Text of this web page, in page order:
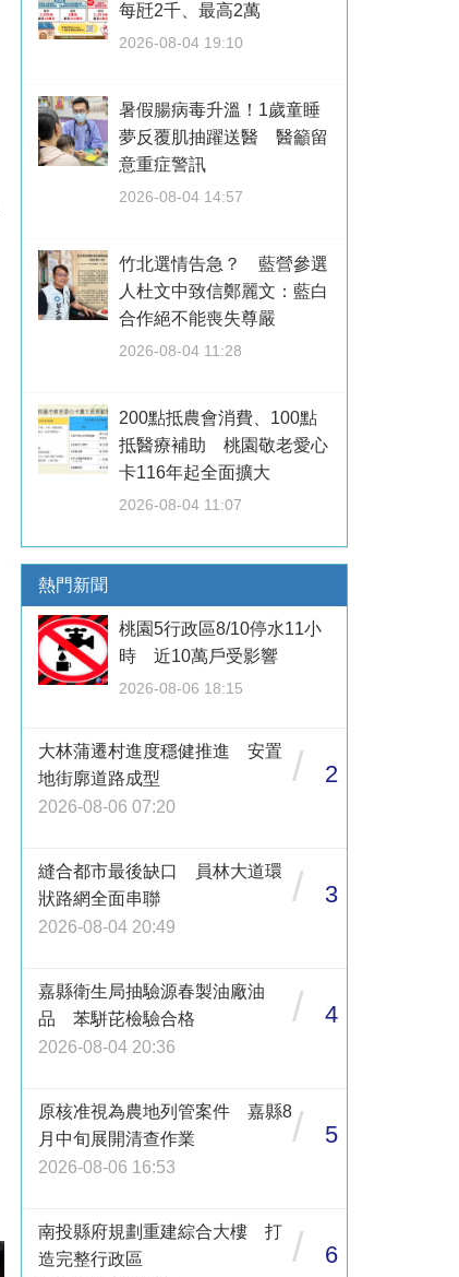
每瓩2千、最高2萬
2026-08-04 19:10
暑假腸病毒升溫！1歲童睡
夢反覆肌抽躍送醫 醫籲留
意重症警訊
2026-08-04 14:57
竹北選情告急？ 藍營參選
人杜文中致信鄭麗文：藍白
合作絕不能喪失尊嚴
2026-08-04 11:28
200點抵農會消費、100點
抵醫療補助 桃園敬老愛心
卡116年起全面擴大
2026-08-04 11:07
熱門新聞
桃園5行政區8/10停水11小
時 近10萬戶受影響
2026-08-06 18:15
大林蒲遷村進度穩健推進 安置
地街廓道路成型
2026-08-06 07:20
/ 2
縫合都市最後缺口 員林大道環
狀路網全面串聯
2026-08-04 20:49
/ 3
嘉縣衛生局抽驗源春製油廠油
品 苯駢芘檢驗合格
2026-08-04 20:36
/ 4
原核准視為農地列管案件 嘉縣8
月中旬展開清查作業
2026-08-06 16:53
/ 5
南投縣府規劃重建綜合大樓 打
造完整行政區
/ 6